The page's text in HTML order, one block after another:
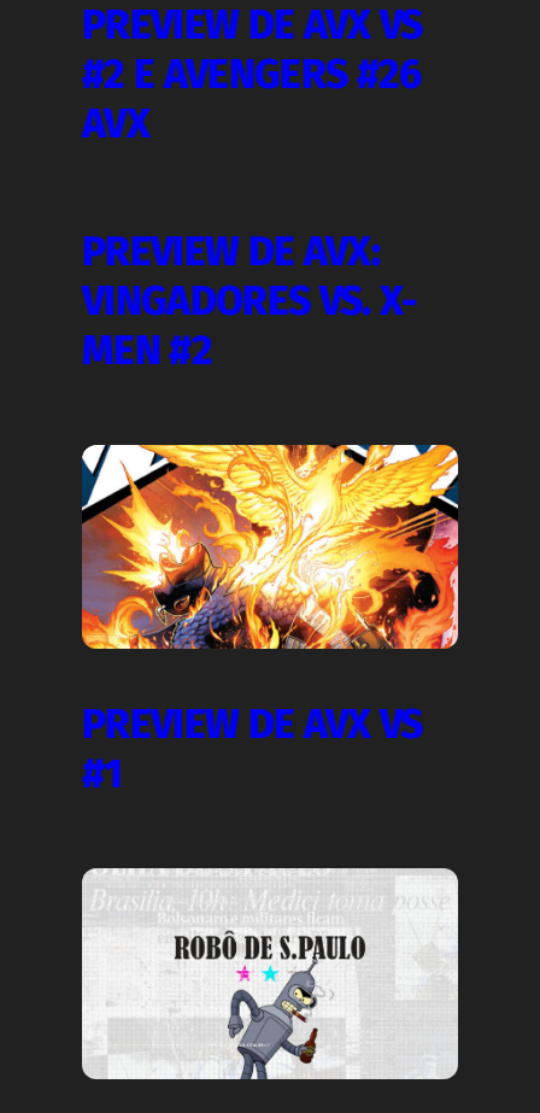
PREVIEW DE AVX VS
#2 E AVENGERS #26
AVX
PREVIEW DE AVX:
VINGADORES VS. X-
MEN #2
PREVIEW DE AVX VS
#1